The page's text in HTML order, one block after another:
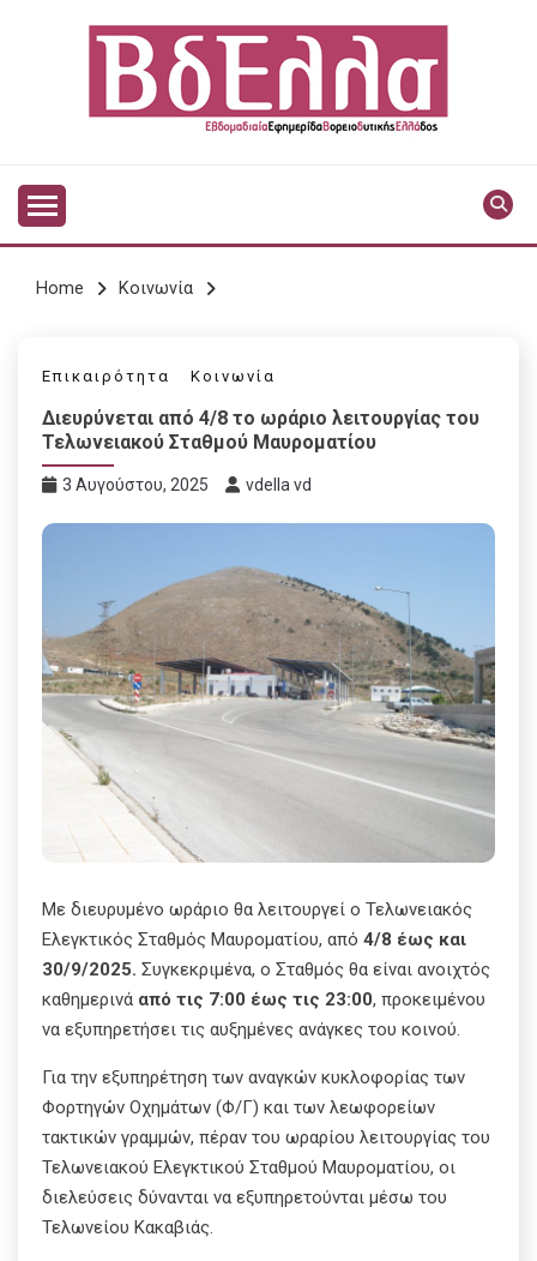
VDELLA
Home Κοινωνία
Επικαιρότητα Κοινωνία
Διευρύνεται από 4/8 το ωράριο λειτουργίας του
Τελωνειακού Σταθμού Μαυροματίου
3 Αυγούστου, 2025 vdella vd
Με διευρυμένο ωράριο θα λειτουργεί ο Τελωνειακός
Ελεγκτικός Σταθμός Μαυροματίου, από 4/8 έως και
30/9/2025. Συγκεκριμένα, ο Σταθμός θα είναι ανοιχτός
καθημερινά από τις 7:00 έως τις 23:00, προκειμένου
να εξυπηρετήσει τις αυξημένες ανάγκες του κοινού.
Για την εξυπηρέτηση των αναγκών κυκλοφορίας των
Φορτηγών Οχημάτων (Φ/Γ) και των λεωφορείων
τακτικών γραμμών, πέραν του ωραρίου λειτουργίας του
Τελωνειακού Ελεγκτικού Σταθμού Μαυροματίου, οι
διελεύσεις δύνανται να εξυπηρετούνται μέσω του
Τελωνείου Κακαβιάς.